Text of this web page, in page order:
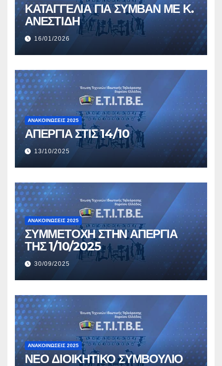
ΚΑΤΑΓΓΕΛΙΑ ΓΙΑ ΣΥΜΒΑΝ ΜΕ Κ.
ΑΝΕΣΤΙΔΗ
16/01/2026
ΑΝΑΚΟΙΝΏΣΕΙΣ 2025
ΑΠΕΡΓΙΑ ΣΤΙΣ 14/10
13/10/2025
ΑΝΑΚΟΙΝΏΣΕΙΣ 2025
ΣΥΜΜΕΤΟΧΗ ΣΤΗΝ ΑΠΕΡΓΙΑ
ΤΗΣ 1/10/2025
30/09/2025
ΑΝΑΚΟΙΝΏΣΕΙΣ 2025
ΝΕΟ ΔΙΟΙΚΗΤΙΚΟ ΣΥΜΒΟΥΛΙΟ